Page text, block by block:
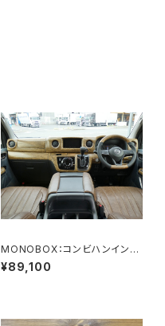
MONOBOX：コンビハンインテ
リアパネルセット（キャラバン用）
¥89,100